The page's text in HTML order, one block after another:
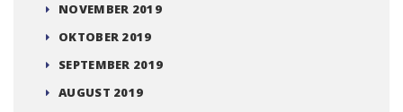
NOVEMBER 2019
OKTOBER 2019
SEPTEMBER 2019
AUGUST 2019